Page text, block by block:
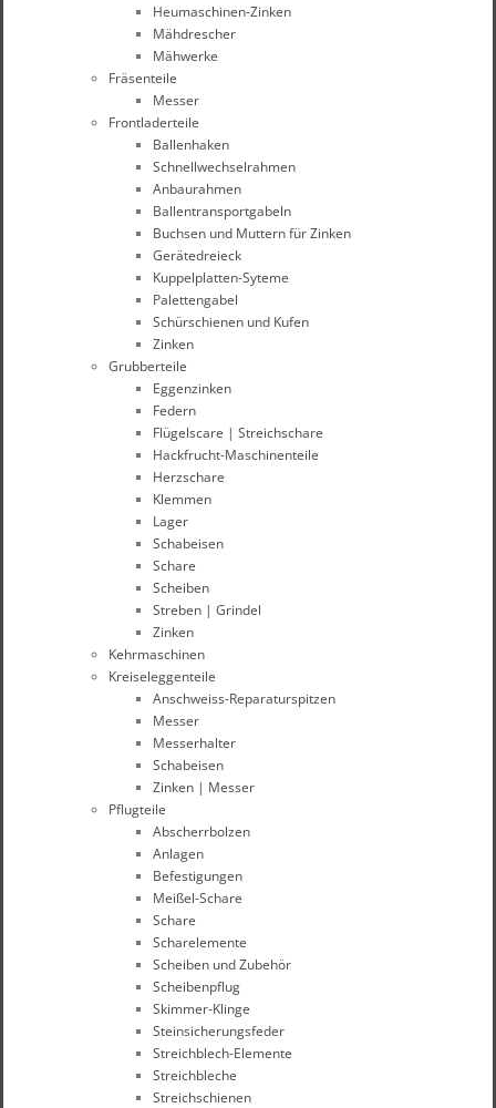
Heumaschinen-Zinken
Mähdrescher
Mähwerke
Fräsenteile
Messer
Frontladerteile
Ballenhaken
Schnellwechselrahmen
Anbaurahmen
Ballentransportgabeln
Buchsen und Muttern für Zinken
Gerätedreieck
Kuppelplatten-Syteme
Palettengabel
Schürschienen und Kufen
Zinken
Grubberteile
Eggenzinken
Federn
Flügelscare | Streichschare
Hackfrucht-Maschinenteile
Herzschare
Klemmen
Lager
Schabeisen
Schare
Scheiben
Streben | Grindel
Zinken
Kehrmaschinen
Kreiseleggenteile
Anschweiss-Reparaturspitzen
Messer
Messerhalter
Schabeisen
Zinken | Messer
Pflugteile
Abscherrbolzen
Anlagen
Befestigungen
Meißel-Schare
Schare
Scharelemente
Scheiben und Zubehör
Scheibenpflug
Skimmer-Klinge
Steinsicherungsfeder
Streichblech-Elemente
Streichbleche
Streichschienen